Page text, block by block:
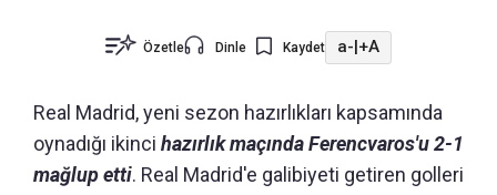
Özetle Dinle Kaydet a- +A
Real Madrid, yeni sezon hazırlıkları kapsamında
oynadığı ikinci hazırlık maçında Ferencvaros'u 2-1
mağlup etti. Real Madrid'e galibiyeti getiren golleri